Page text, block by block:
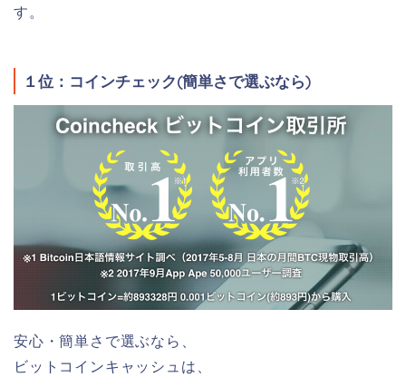
す。
１位：コインチェック(簡単さで選ぶなら)
安心・簡単さで選ぶなら、
ビットコインキャッシュは、